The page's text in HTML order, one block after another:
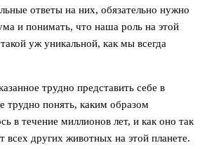
ответы на них, обязательно нужно
и понимать, что наша роль на этой
уж уникальной, как мы всегда
трудно представить себе в
трудно понять, каким образом
в течение миллионов лет, и как оно так
всех других животных на этой планете.